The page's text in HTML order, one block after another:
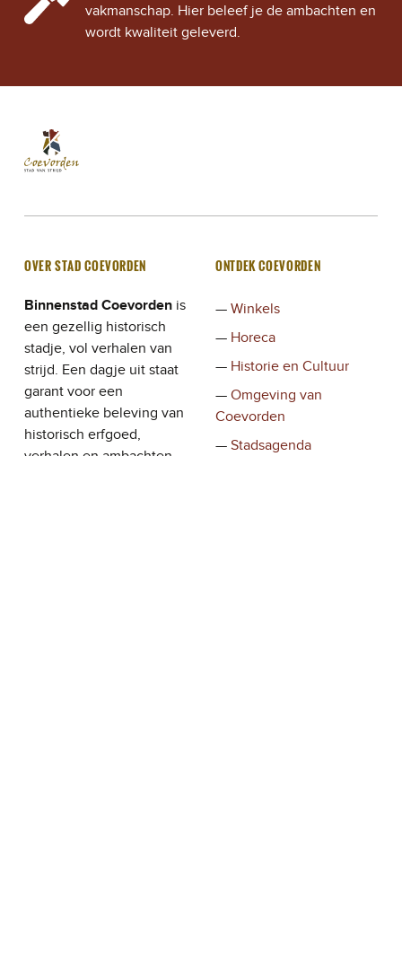
vakmanschap. Hier beleef je de ambachten en
wordt kwaliteit geleverd.
Stad Coevorden
STAD VAN STRIJD
OVER STAD COEVORDEN
Binnenstad Coevordenis
een gezellig historisch
stadje, vol verhalen van
strijd. Een dagje uit staat
garant voor een
authentieke beleving van
historisch erfgoed,
verhalen en ambachten,
ONTDEK COEVORDEN
Winkels
Horeca
Historie en Cultuur
Omgeving van
Coevorden
Stadsagenda